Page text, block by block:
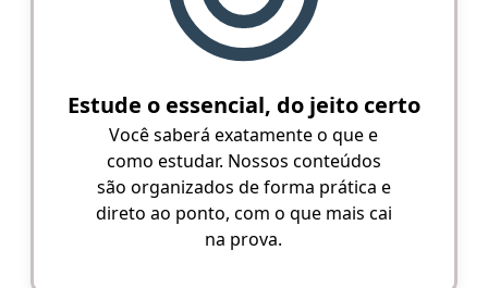
Estude o essencial, do jeito certo
Você saberá exatamente o que e
como estudar. Nossos conteúdos
são organizados de forma prática e
direto ao ponto, com o que mais cai
na prova.